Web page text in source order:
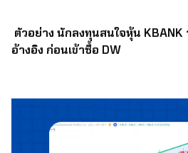
ตัวอย่าง นักลงทุนสนใจหุ้น
อ้างอิง ก่อนเข้าซื้อ DW